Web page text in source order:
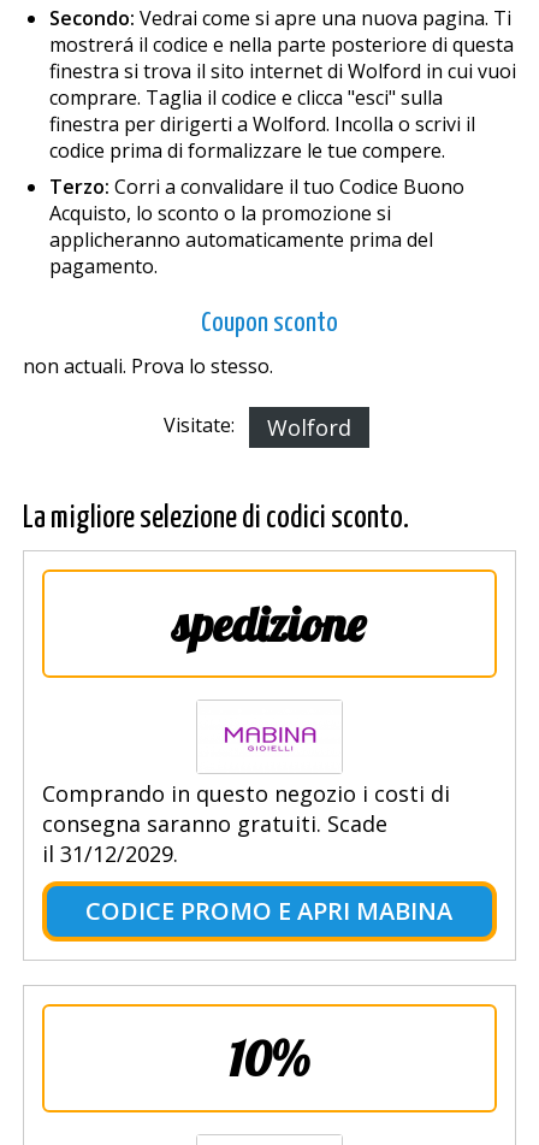
Secondo: Vedrai come si apre una nuova pagina. Ti
mostrerá il codice e nella parte posteriore di questa
finestra si trova il sito internet di Wolford in cui vuoi
comprare. Taglia il codice e clicca "esci" sulla
finestra per dirigerti a Wolford. Incolla o scrivi il
codice prima di formalizzare le tue compere.
Terzo: Corri a convalidare il tuo Codice Buono
Acquisto, lo sconto o la promozione si
applicheranno automaticamente prima del
pagamento.
Coupon sconto
non actuali. Prova lo stesso.
Visitate: Wolford
La migliore selezione di codici sconto.
spedizione
Comprando in questo negozio i costi di
consegna saranno gratuiti. Scade
il 31/12/2029.
CODICE PROMO E APRI MABINA
10%